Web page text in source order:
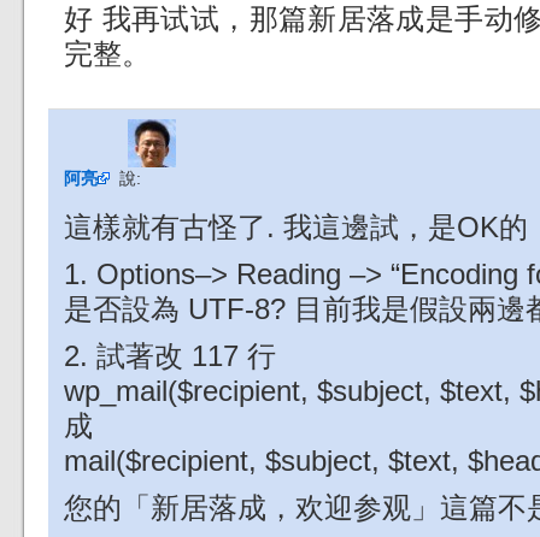
好 我再试试，那篇新居落成是手动
完整。
阿亮 說:
這樣就有古怪了. 我這邊試，是OK
1. Options–> Reading –> “Encoding
是否設為 UTF-8? 目前我是假設兩邊
2. 試著改 117 行
wp_mail($recipient, $subject, $text,
成
mail($recipient, $subject, $text,
您的「新居落成，欢迎参观」這篇不